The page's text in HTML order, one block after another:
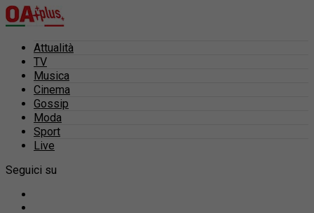
Attualità
TV
Musica
Cinema
Gossip
Moda
Sport
Live
Seguici su